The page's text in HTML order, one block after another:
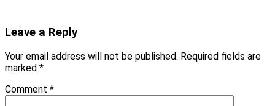
Leave a Reply
Your email address will not be published. Required fields are
marked *
Comment *